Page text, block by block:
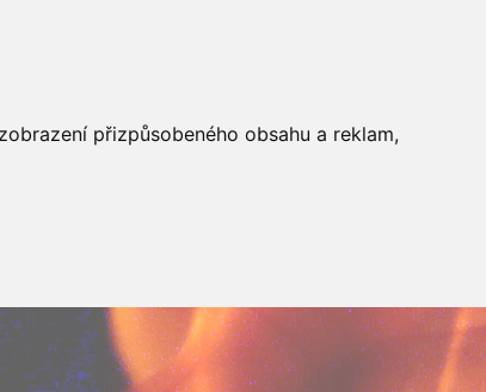
přizpůsobeného obsahu a reklam,